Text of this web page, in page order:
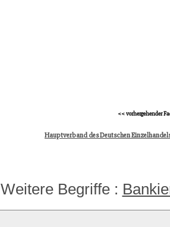
<< vorhergehender
Hauptverband des Deutschen
Weitere Begriffe :